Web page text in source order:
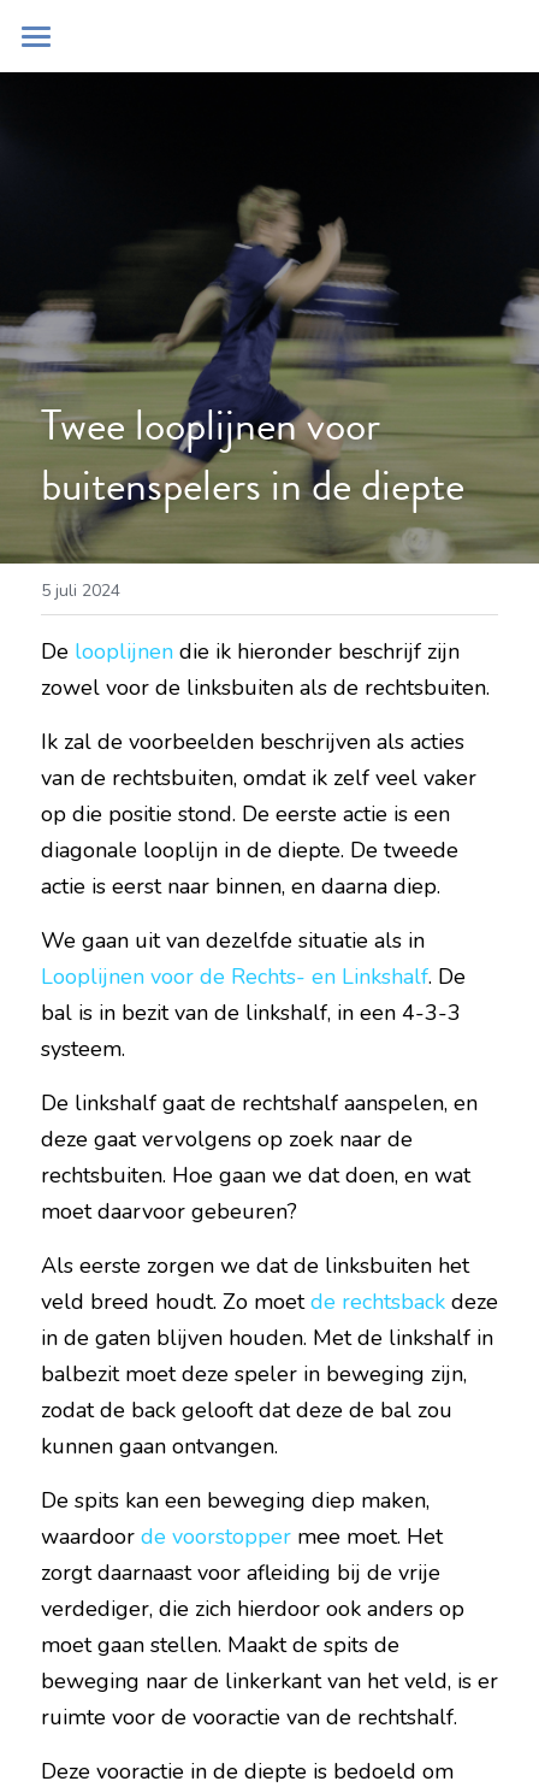
Home
POWERED BY
Twee looplijnen voor
buitenspelers in de diepte
5 juli 2024
De looplijnen die ik hieronder beschrijf zijn
zowel voor de linksbuiten als de rechtsbuiten.
Ik zal de voorbeelden beschrijven als acties
van de rechtsbuiten, omdat ik zelf veel vaker
op die positie stond. De eerste actie is een
diagonale looplijn in de diepte. De tweede
actie is eerst naar binnen, en daarna diep.
Looplijnen voor de Rechts- en Linkshalf. De
bal is in bezit van de linkshalf, in een 4-3-3
systeem.
De linkshalf gaat de rechtshalf aanspelen, en
deze gaat vervolgens op zoek naar de
rechtsbuiten. Hoe gaan we dat doen, en wat
moet daarvoor gebeuren?
Als eerste zorgen we dat de linksbuiten het
veld breed houdt. Zo moet de rechtsback deze
in de gaten blijven houden. Met de linkshalf in
balbezit moet deze speler in beweging zijn,
zodat de back gelooft dat deze de bal zou
kunnen gaan ontvangen.
De spits kan een beweging diep maken,
waardoor de voorstopper mee moet. Het
zorgt daarnaast voor afleiding bij de vrije
verdediger, die zich hierdoor ook anders op
moet gaan stellen. Maakt de spits de
beweging naar de linkerkant van het veld, is er
ruimte voor de vooractie van de rechtshalf.
Deze vooractie in de diepte is bedoeld om